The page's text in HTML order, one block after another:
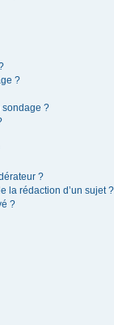
?
sondage ?
?
la rédaction d’un sujet ?
?